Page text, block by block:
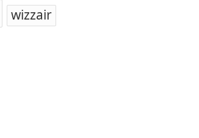
wizzair